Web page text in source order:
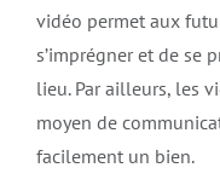
vidéo permet aux
s’imprégner et de se
lieu. Par ailleurs, les
moyen de
facilement un bien.